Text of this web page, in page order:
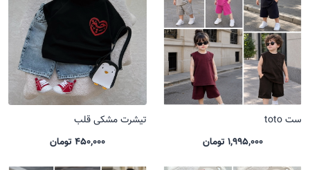
ست toto
1,995,000 تومان
تیشرت مشکی قلب
450,000 تومان